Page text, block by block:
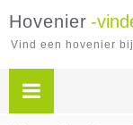
Hovenier -
Vind een hovenier